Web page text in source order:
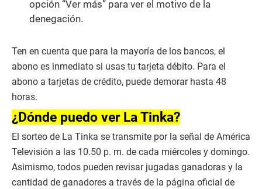
opción “Ver más” para ver el motivo de la
denegación.
Ten en cuenta que para la mayoría de los bancos, el
abono es inmediato si usas tu tarjeta débito. Para el
abono a tarjetas de crédito, puede demorar hasta 48
horas.
¿Dónde puedo ver La Tinka?
El sorteo de La Tinka se transmite por la señal de América
Televisión a las 10.50 p. m. de cada miércoles y domingo.
Asimismo, todos pueden revisar jugadas ganadoras y la
cantidad de ganadores a través de la página oficial de